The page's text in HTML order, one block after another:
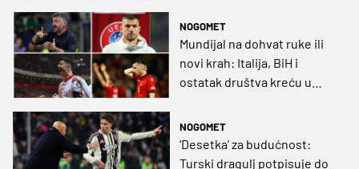
NOGOMET
Mundijal na dohvat ruke ili
novi krah: Italija, BiH i
ostatak društva kreću u
NOGOMET
‘Desetka’ za budućnost:
Turski dragulj potpisuje do